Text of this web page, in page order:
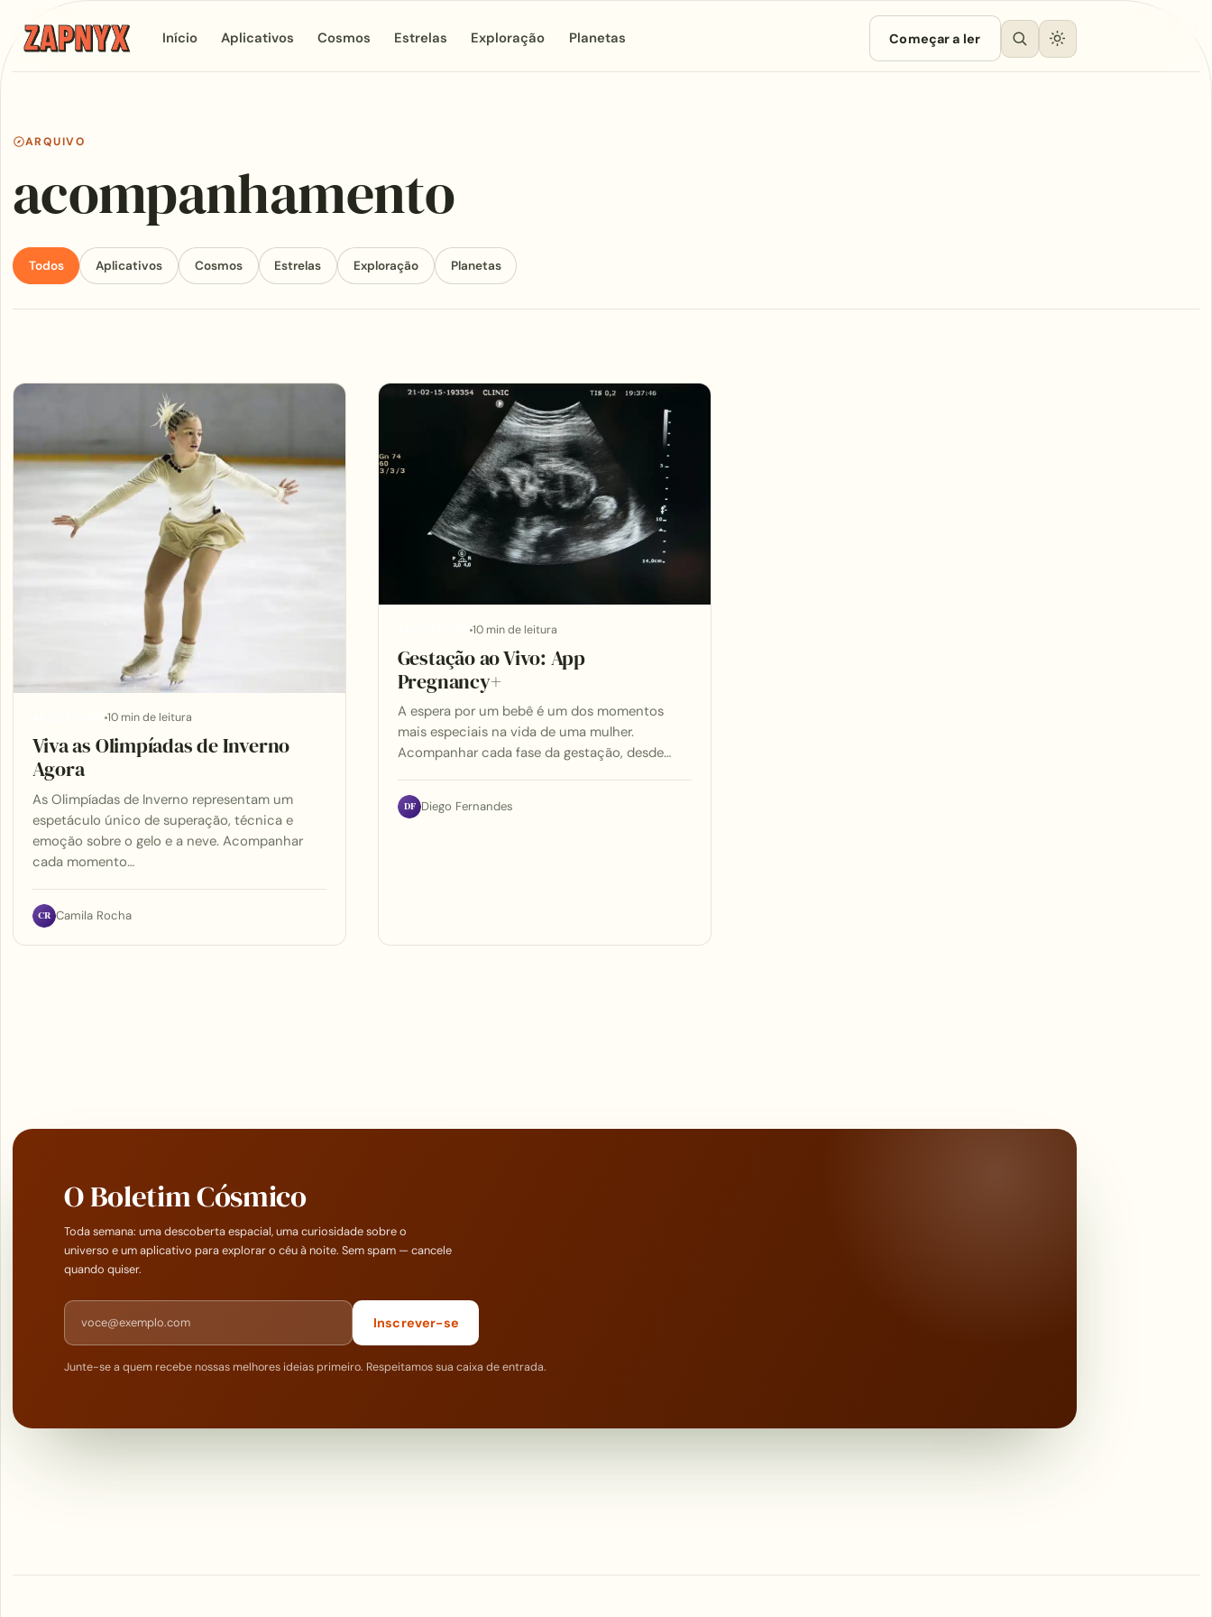
Início Aplicativos Cosmos Estrelas Exploração Planetas Começar a ler
ARQUIVO
acompanhamento
Todos Aplicativos Cosmos Estrelas Exploração Planetas
Articles
10 min de leitura
Viva as Olimpíadas de Inverno
Agora
As Olimpíadas de Inverno representam um
espetáculo único de superação, técnica e
emoção sobre o gelo e a neve. Acompanhar
cada momento…
CR Camila Rocha
APLICATIVOS 10 min de leitura
Gestação ao Vivo: App
Pregnancy+
A espera por um bebê é um dos momentos
mais especiais na vida de uma mulher.
Acompanhar cada fase da gestação, desde…
DF Diego Fernandes
O Boletim Cósmico
Toda semana: uma descoberta espacial, uma curiosidade sobre o
universo e um aplicativo para explorar o céu à noite. Sem spam — cancele
quando quiser.
Endereço de e-mail
Inscrever-se
Junte-se a quem recebe nossas melhores ideias primeiro. Respeitamos sua caixa de entrada.